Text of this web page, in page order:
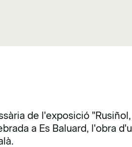
de l'exposició
a Es Baluard, l'obra